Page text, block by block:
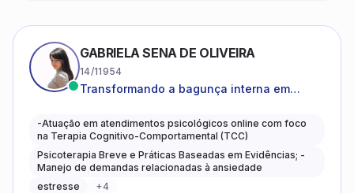
GABRIELA SENA DE OLIVEIRA
14/11954
Transformando a bagunça interna em
caminhos mais gentis para se viver.
-Atuação em atendimentos psicológicos online com foco
na Terapia Cognitivo-Comportamental (TCC)
Psicoterapia Breve e Práticas Baseadas em Evidências; -
Manejo de demandas relacionadas à ansiedade
estresse
+4